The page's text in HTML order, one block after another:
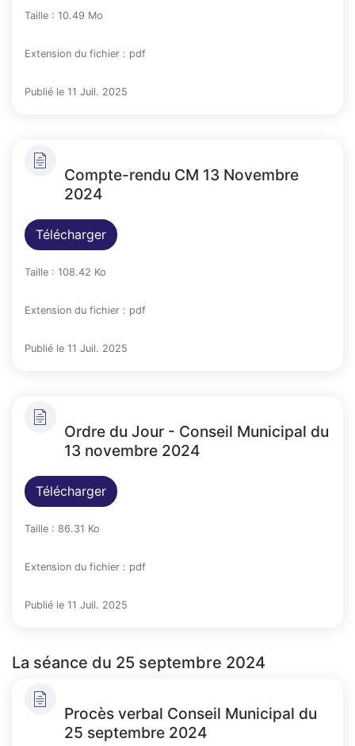
Taille : 10.49 Mo
Extension du fichier : pdf
Publié le 11 Juil. 2025
Compte-rendu CM 13 Novembre
2024
Télécharger
Taille : 108.42 Ko
Extension du fichier : pdf
Publié le 11 Juil. 2025
Ordre du Jour - Conseil Municipal du
13 novembre 2024
Télécharger
Taille : 86.31 Ko
Extension du fichier : pdf
Publié le 11 Juil. 2025
La séance du 25 septembre 2024
Procès verbal Conseil Municipal du
25 septembre 2024